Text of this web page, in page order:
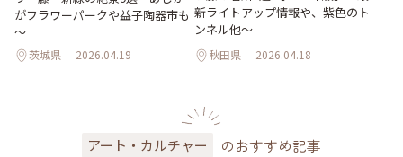
がフラワーパークや益子陶器市も
～
茨城県 2026.04.19
新ライトアップ情報や、紫色のト
ンネル他～
秋田県 2026.04.18
アート・カルチャー のおすすめ記事